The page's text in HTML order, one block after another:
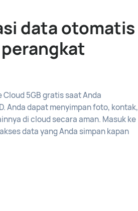
data otomatis
Cloud 5GB gratis saat Anda
Anda dapat menyimpan foto, kontak,
di cloud secara aman. Masuk ke
data yang Anda simpan kapan